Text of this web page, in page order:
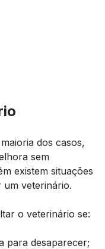
dos casos,
sem
existem situações
um veterinário.
o veterinário se:
para desaparecer;